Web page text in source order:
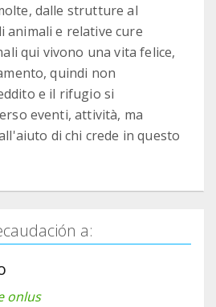
dalle strutture al
animali e relative cure
qui vivono una vita felice,
quindi non
e il rifugio si
eventi, attività, ma
di chi crede in questo
a:
onlus